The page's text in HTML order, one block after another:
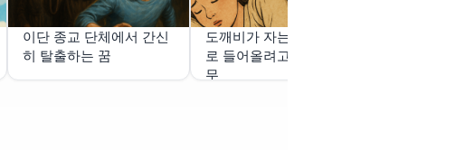
이단 종교 단체에서 간신
히 탈출하는 꿈
도깨비가 자는 이불속으
로 들어올려고 하는데 너
무